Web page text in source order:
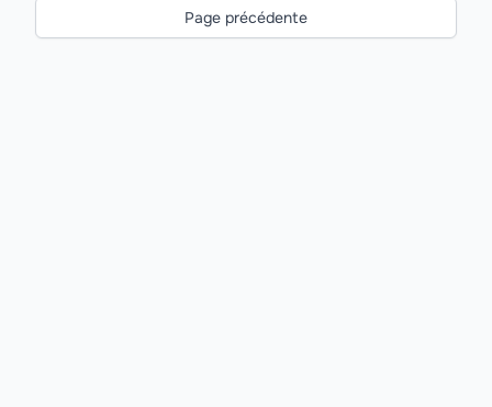
Page précédente